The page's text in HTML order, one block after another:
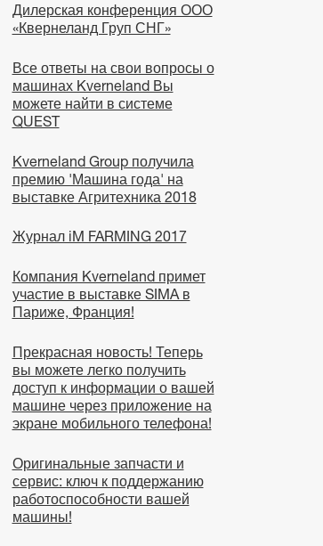
Дилерская конференция ООО
«Квернеланд Груп СНГ»
Все ответы на свои вопросы о
машинах Kverneland Вы
можете найти в системе
QUEST
Kverneland Group получила
премию 'Машина года' на
выставке Агритехника 2018
Журнал iM FARMING 2017
Компания Kverneland примет
участие в выставке SIMA в
Париже, Франция!
Прекрасная новость! Теперь
вы можете легко получить
доступ к информации о вашей
машине через приложение на
экране мобильного телефона!
Оригинальные запчасти и
сервис: ключ к поддержанию
работоспособности вашей
машины!